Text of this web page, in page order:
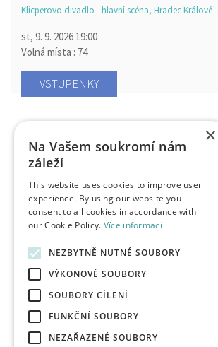
Klicperovo divadlo - hlavní scéna, Hradec Králové
st, 9. 9. 2026 19:00
Volná místa : 74
VSTUPENKY
×
Na Vašem soukromí nám
záleží
This website uses cookies to improve user
experience. By using our website you
consent to all cookies in accordance with
our Cookie Policy. Více informací
NEZBYTNĚ NUTNÉ SOUBORY
VÝKONOVÉ SOUBORY
SOUBORY CÍLENÍ
FUNKČNÍ SOUBORY
NEZAŘAZENÉ SOUBORY